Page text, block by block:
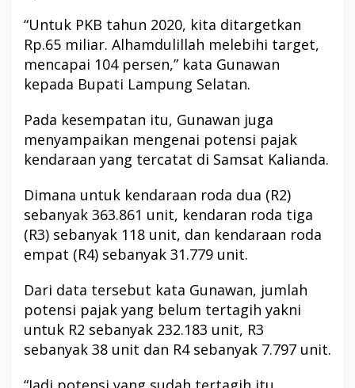
“Untuk PKB tahun 2020, kita ditargetkan
Rp.65 miliar. Alhamdulillah melebihi target,
mencapai 104 persen,” kata Gunawan
kepada Bupati Lampung Selatan.
Pada kesempatan itu, Gunawan juga
menyampaikan mengenai potensi pajak
kendaraan yang tercatat di Samsat Kalianda.
Dimana untuk kendaraan roda dua (R2)
sebanyak 363.861 unit, kendaran roda tiga
(R3) sebanyak 118 unit, dan kendaraan roda
empat (R4) sebanyak 31.779 unit.
Dari data tersebut kata Gunawan, jumlah
potensi pajak yang belum tertagih yakni
untuk R2 sebanyak 232.183 unit, R3
sebanyak 38 unit dan R4 sebanyak 7.797 unit.